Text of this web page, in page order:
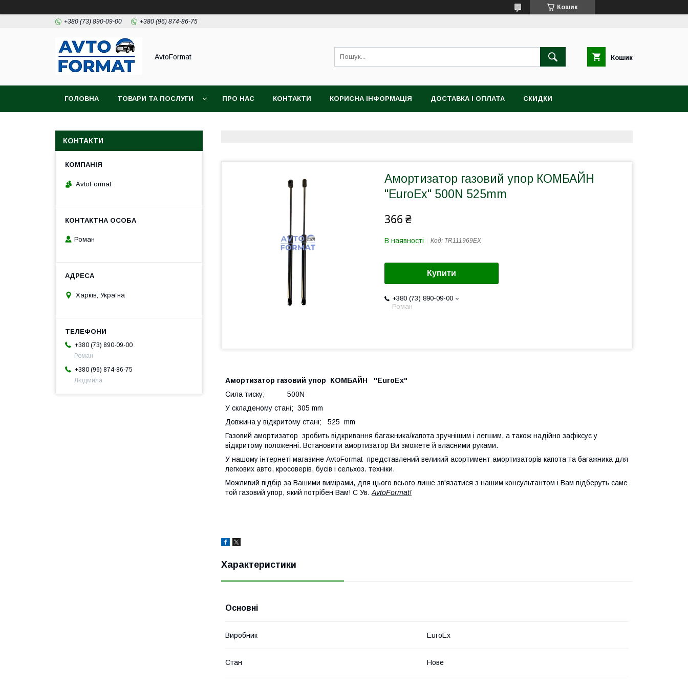
Кошик
+380 (73) 890-09-00 +380 (96) 874-86-75
AvtoFormat Кошик
ГОЛОВНА ТОВАРИ ТА ПОСЛУГИ ПРО НАС КОНТАКТИ КОРИСНА ІНФОРМАЦІЯ ДОСТАВКА І ОПЛАТА СКИДКИ
Амортизатор газовий упор КОМБАЙН
"EuroEx" 500N 525mm
366 ₴
В наявності Код: TR111969EX
Купити
+380 (73) 890-09-00
Роман
Амортизатор газовий упор КОМБАЙН "EuroEx"
Сила тиску; 500N
У складеному стані; 305 mm
Довжина у відкритому стані; 525 mm
Газовий амортизатор зробить відкривання багажника/капота зручнішим і легшим, а також надійно зафіксує у
відкритому положенні. Встановити амортизатор Ви зможете й власними руками.
У нашому інтернеті магазине AvtoFormat представлений великий асортимент амортизаторів капота та багажника для
легкових авто, кросоверів, бусів і сельхоз. техніки.
Можливий підбір за Вашими вимірами, для цього всього лише зв'язатися з нашим консультантом і Вам підберуть саме
той газовий упор, який потрібен Вам! С Ув.AvtoFormat!
Характеристики
Основні
Виробник EuroEx
Стан Нове
КОНТАКТИ
AvtoFormat
Роман
Харків, Україна
+380 (73) 890-09-00
Роман
+380 (96) 874-86-75
Людмила